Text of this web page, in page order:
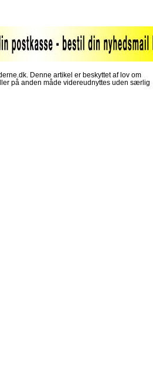
Denne artikel er beskyttet af lov om
på anden måde videreudnyttes uden særlig